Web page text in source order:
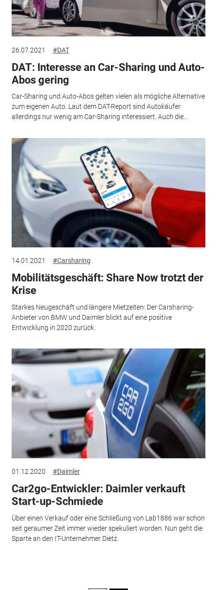
26.07.2021 #DAT
DAT: Interesse an Car-Sharing und Auto-
Abos gering
Car-Sharing und Auto-Abos gelten vielen als mögliche Alternative
zum eigenen Auto. Laut dem DAT-Report sind Autokäufer
allerdings nur wenig am Car-Sharing interessiert. Auch die...
14.01.2021 #Carsharing
Mobilitätsgeschäft: Share Now trotzt der
Krise
Starkes Neugeschäft und längere Mietzeiten: Der Carsharing-
Anbieter von BMW und Daimler blickt auf eine positive
Entwicklung in 2020 zurück.
01.12.2020 #Daimler
Car2go-Entwickler: Daimler verkauft
Start-up-Schmiede
Über einen Verkauf oder eine Schließung von Lab1886 war schon
seit geraumer Zeit immer wieder spekuliert worden. Nun geht die
Sparte an den IT-Unternehmer Dietz.